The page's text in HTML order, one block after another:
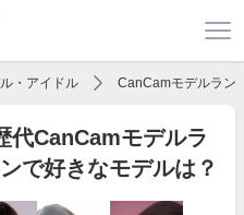
・アイドル CanCamモデルラン
代CanCamモデルラ
で好きなモデルは？